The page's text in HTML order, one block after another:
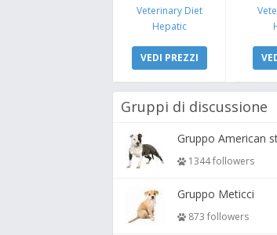
Veterinary Diet
Hepatic
VEDI PREZZI
Gruppi di discussione
1344 followers
Gruppo Meticci
873 followers